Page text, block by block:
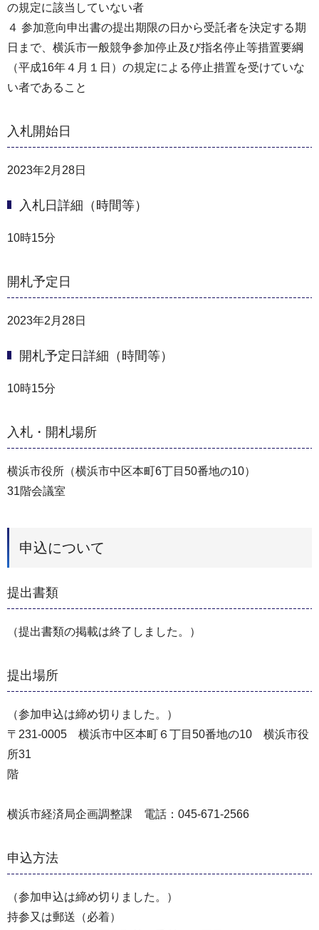
の規定に該当していない者
４ 参加意向申出書の提出期限の日から受託者を決定する期
日まで、横浜市一般競争参加停止及び指名停止等措置要綱
（平成16年４月１日）の規定による停止措置を受けていな
い者であること
入札開始日
2023年2月28日
入札日詳細（時間等）
10時15分
開札予定日
2023年2月28日
開札予定日詳細（時間等）
10時15分
入札・開札場所
横浜市役所（横浜市中区本町6丁目50番地の10）
31階会議室
申込について
提出書類
（提出書類の掲載は終了しました。）
提出場所
（参加申込は締め切りました。）
〒231-0005 横浜市中区本町６丁目50番地の10 横浜市役
所31
階
横浜市経済局企画調整課 電話：045-671-2566
申込方法
（参加申込は締め切りました。）
持参又は郵送（必着）